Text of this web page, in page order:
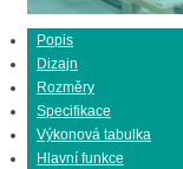
Popis
Dizajn
Rozměry
Specifikace
Výkonová tabulka
Hlavní funkce